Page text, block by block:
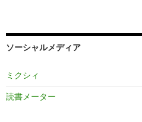
ソーシャルメディア
ミクシィ
読書メーター